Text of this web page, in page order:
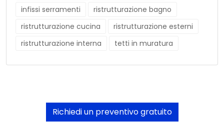
infissi serramenti
ristrutturazione bagno
ristrutturazione cucina
ristrutturazione esterni
ristrutturazione interna
tetti in muratura
Richiedi un preventivo gratuito